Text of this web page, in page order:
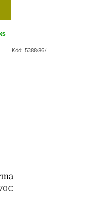
Kód: 5388/86/